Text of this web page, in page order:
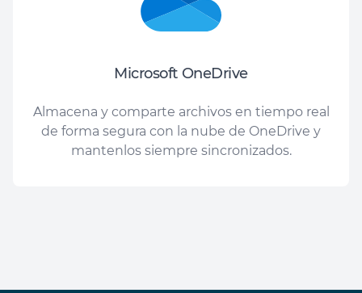
Microsoft OneDrive
Almacena y comparte archivos en tiempo real
de forma segura con la nube de OneDrive y
mantenlos siempre sincronizados.